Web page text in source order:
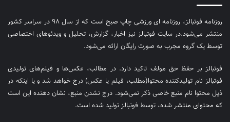
روزنامه فوتبالز، روزنامه ای ورزشی چاپ صبح است که از سال ۹۸ در سراسر کشور
منتشر می‌شود.در سایت فوتبالز نیز اخبار، گزارش، تحلیل و ویدئوهای اختصاصی
توسط یک گروه مجرب به صورت رایگان ارائه می‌شود.
فوتبالز بر حفظ حق مولف تاکید دارد. در مطالب، عکس‌ها و فیلم‌های تولیدی
فوتبالز نام تولیدکننده محتوا(مطلب، فیلم یا عکس) درج خواهد شد و یا اینکه در
ذیل محتوا نام منبع خاصی ذکر نمی‌‎شود. درج نشدن منبع، نشان دهنده این است
که محتوای منتشر شده، توسط فوتبالز تولید شده است.